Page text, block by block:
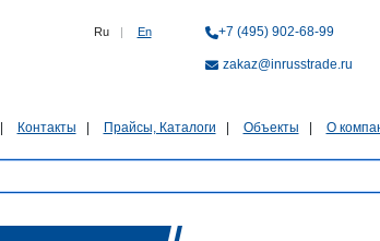
Ru | En +7 (495) 902-68-99
zakaz@inrusstrade.ru
Контакты Прайсы, Каталоги Объекты О